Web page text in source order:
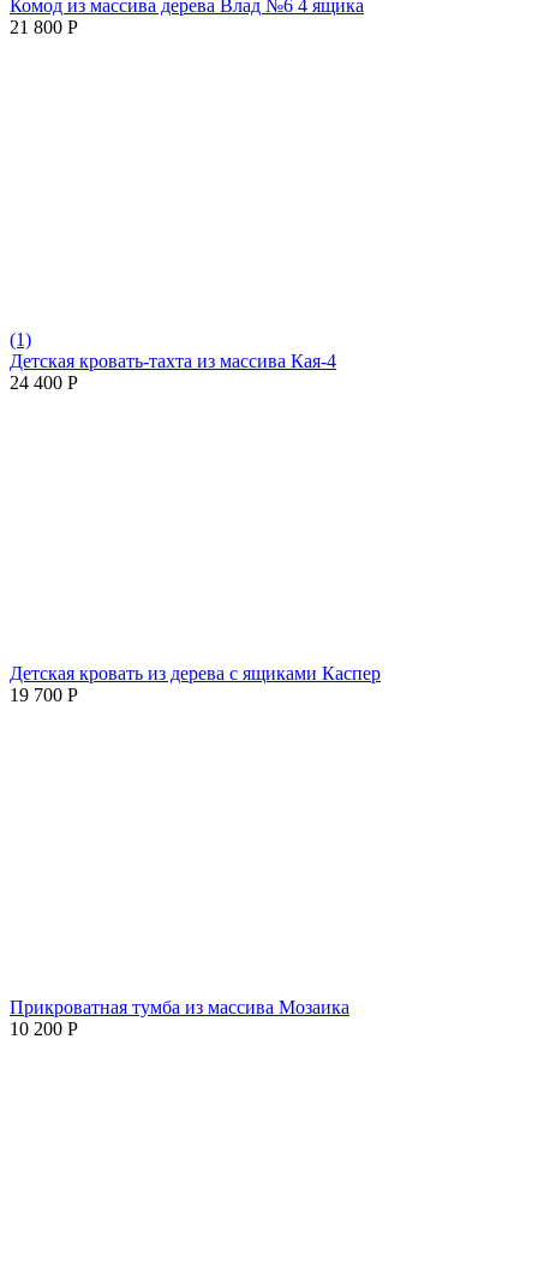
Комод из массива дерева Влад №6 4 ящика
21 800 Р
(1)
Детская кровать-тахта из массива Кая-4
24 400 Р
Детская кровать из дерева с ящиками Каспер
19 700 Р
Прикроватная тумба из массива Мозаика
10 200 Р